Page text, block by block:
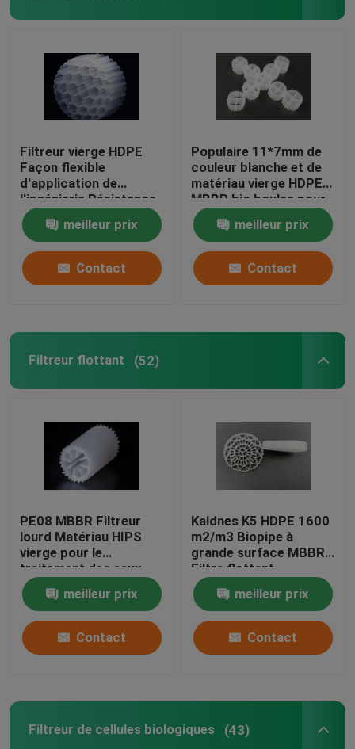
Visite d'usine
Contactez-nous
bloguer
Demandez une citation
Médias filtrants MBBR
Bio médias de MBBR
Filtres en plastique
Filtreur flottant
Filtreur de cellules biologiques
Les médias de filtrage K1
Réacteur à biofilm
Filtreur à billes biologiques
Filtreur vierge HDPE
Façon flexible
d'application de
l'ingénierie Résistance
aux chocs
meilleur prix
Contact
Populaire 11*7mm de
couleur blanche et de
matériau vierge HDPE
MBBR bio boules pour
les aquariums
meilleur prix
Contact
Filtreur flottant (52)
PE08 MBBR Filtreur
lourd Matériau HIPS
vierge pour le
traitement des eaux
usées Matériau de
biomasse de couleur
blanche
meilleur prix
Contact
Kaldnes K5 HDPE 1600
m2/m3 Biopipe à
grande surface MBBR
Filtre flottant
meilleur prix
Contact
Filtreur de cellules biologiques (43)